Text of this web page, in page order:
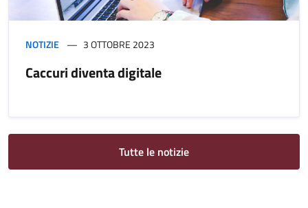
NOTIZIE 3 OTTOBRE 2023
Caccuri diventa digitale
Tutte le notizie